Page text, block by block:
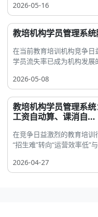
2026-05-16
教培机构学员管理系
在当前教育培训机构竞争
学员流失率已成为机构发展
2026-05-08
教培机构学员管理系
工资自动算、课消自...
在竞争日益激烈的教育培
“招生难”转向“运营效率低”
2026-04-27